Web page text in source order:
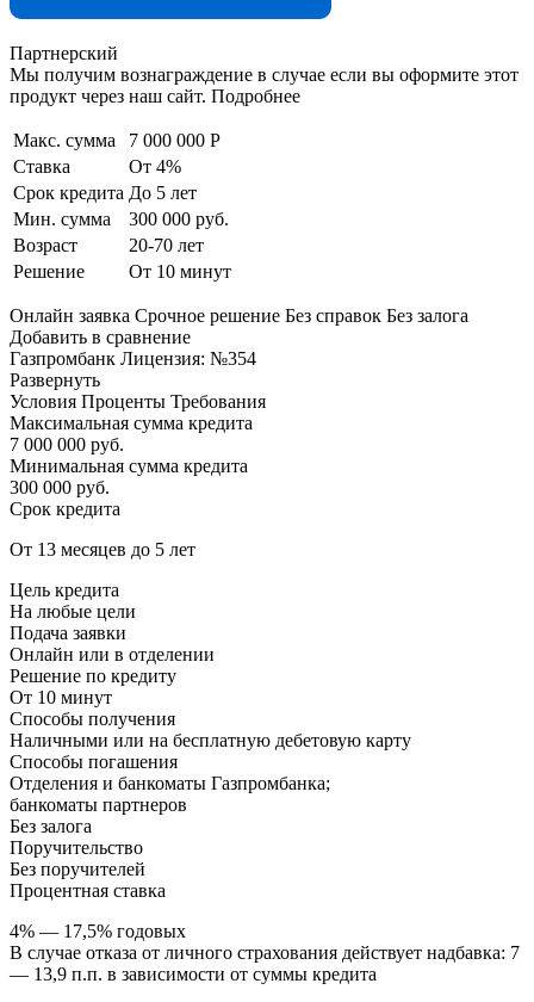
Партнерский
Мы получим вознаграждение в случае если вы оформите этот
продукт через наш сайт. Подробнее
Макс. сумма
7 000 000 Р
Ставка
От 4%
Срок кредита До 5 лет
Мин. сумма
300 000 руб.
Возраст
20-70 лет
Решение
От 10 минут
Онлайн заявка Срочное решение Без справок Без залога
Добавить в сравнение
Газпромбанк Лицензия: №354
Развернуть
Условия Проценты Требования
Максимальная сумма кредита
7 000 000 руб.
Минимальная сумма кредита
300 000 руб.
Срок кредита
От 13 месяцев до 5 лет
Цель кредита
На любые цели
Подача заявки
Онлайн или в отделении
Решение по кредиту
От 10 минут
Способы получения
Наличными или на бесплатную дебетовую карту
Способы погашения
Отделения и банкоматы Газпромбанка;
банкоматы партнеров
Без залога
Поручительство
Без поручителей
Процентная ставка
4% — 17,5% годовых
В случае отказа от личного страхования действует надбавка: 7
— 13,9 п.п. в зависимости от суммы кредита